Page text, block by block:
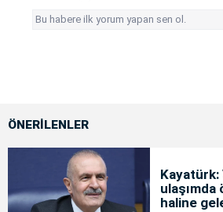
Bu habere ilk yorum yapan sen ol.
ÖNERİLENLER
Kayatürk:
ulaşımda
haline